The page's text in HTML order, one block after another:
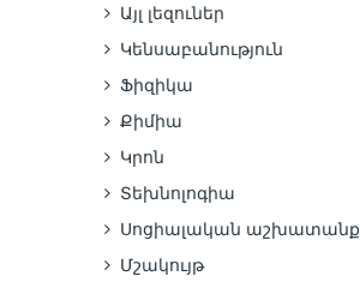
Այլ լեզուներ
Կենսաբանություն
Ֆիզիկա
Քիմիա
Կրոն
Տեխնոլոգիա
Սոցիալական աշխատանք
Մշակույթ